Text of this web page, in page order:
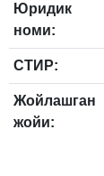
Юридик
номи:
СТИР:
Жойлашган
жойи: